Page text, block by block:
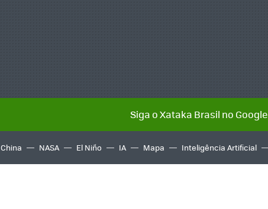
Siga o Xataka Brasil no
China NASA El Niño IA Mapa Inteligência Artificial